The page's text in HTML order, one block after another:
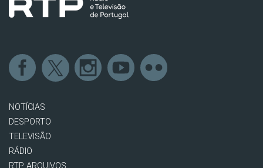
NOTÍCIAS
DESPORTO
TELEVISÃO
RÁDIO